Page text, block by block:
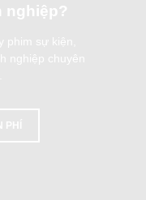
nghiệp?
phim sự kiện,
nghiệp chuyên